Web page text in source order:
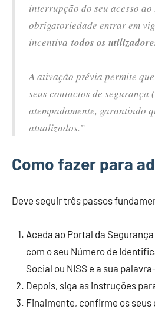
interrupção do seu acesso
obrigatoriedade entrar em
incentiva todos os
A ativação prévia permite
seus contactos de segurança
atempadamente, garantindo
atualizados.”
Como fazer para
Deve seguir três passos
Aceda ao Portal da
com o seu Número de
Social ou NISS e a sua
Depois, siga as instruções
Finalmente, confirme os